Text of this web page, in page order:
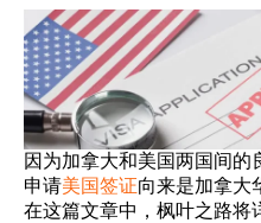
因为加拿大和美国两国间的
申请美国签证向来是加拿大
在这篇文章中，枫叶之路将